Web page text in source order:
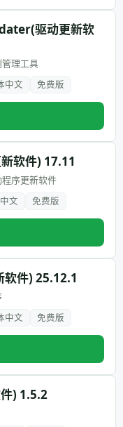
驱动更新软
理工具
中文 免费版
软件) 17.11
序更新软件
文 免费版
件) 25.12.1
中文 免费版
) 1.5.2